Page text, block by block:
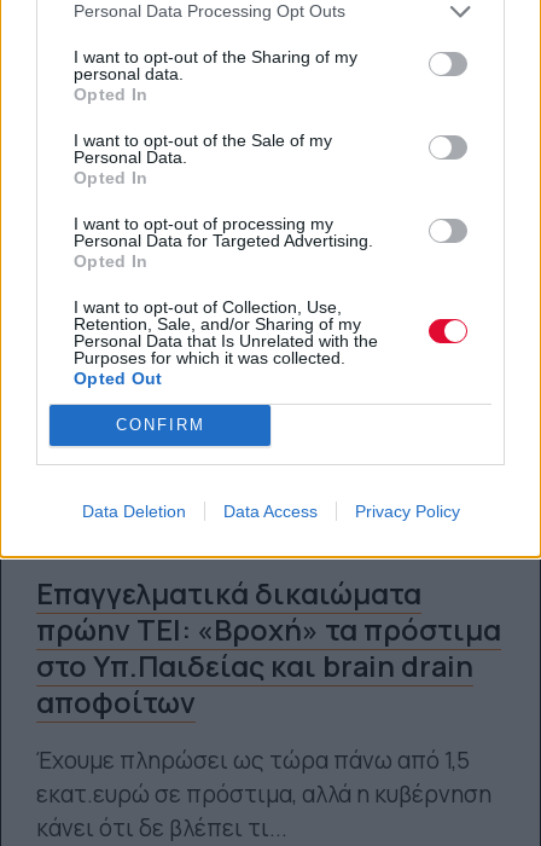
Personal Data Processing Opt Outs
I want to opt-out of the Sharing of my
personal data.
Opted In
I want to opt-out of the Sale of my
Personal Data.
Opted In
I want to opt-out of processing my
Personal Data for Targeted Advertising.
Opted In
I want to opt-out of Collection, Use,
Retention, Sale, and/or Sharing of my
Personal Data that Is Unrelated with the
Purposes for which it was collected.
Opted Out
CONFIRM
Data Deletion Data Access Privacy Policy
Διαρκή Επιτροπή Μορφωτικών Υποθέσεων
κατά τη δεύτερη ανάγνωση τ...
05.03.2024
Επαγγελματικά δικαιώματα
πρώην ΤΕΙ: «Bροχή» τα πρόστιμα
στο Υπ.Παιδείας και brain drain
αποφοίτων
Έχουμε πληρώσει ως τώρα πάνω από 1,5
εκατ.ευρώ σε πρόστιμα, αλλά η κυβέρνηση
κάνει ότι δε βλέπει τι...